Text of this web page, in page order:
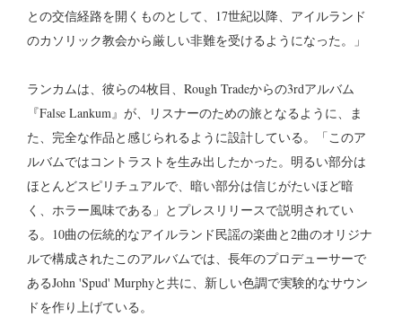
との交信経路を開くものとして、17世紀以降、アイルランド
のカソリック教会から厳しい非難を受けるようになった。」
ランカムは、彼らの4枚目、Rough Tradeからの3rdアルバム
『False Lankum』が、リスナーのための旅となるように、ま
た、完全な作品と感じられるように設計している。「このア
ルバムではコントラストを生み出したかった。明るい部分は
ほとんどスピリチュアルで、暗い部分は信じがたいほど暗
く、ホラー風味である」とプレスリリースで説明されてい
る。10曲の伝統的なアイルランド民謡の楽曲と2曲のオリジナ
ルで構成されたこのアルバムでは、長年のプロデューサーで
あるJohn 'Spud' Murphyと共に、新しい色調で実験的なサウン
ドを作り上げている。